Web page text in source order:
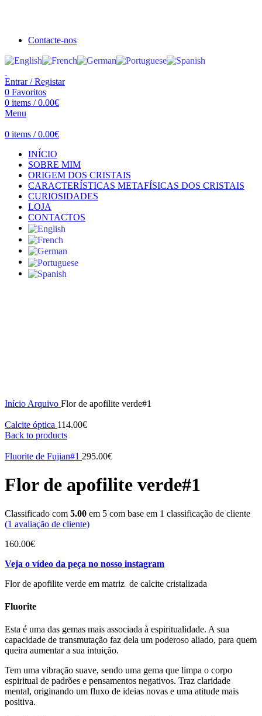
Contacte-nos
Entrar / Registar
0 Favoritos
0 items / 0.00€
Menu
0 items / 0.00€
INÍCIO
SOBRE MIM
ORIGEM DOS CRISTAIS
CARACTERÍSTICAS METAFÍSICAS DOS CRISTAIS
CURIOSIDADES
LOJA
CONTACTOS
Início Arquivo Flor de apofilite verde#1
Calcite óptica 114.00€
Back to products
Fluorite de Fujian#1 295.00€
Flor de apofilite verde#1
Classificado com 5.00 em 5 com base em 1 classificação de cliente
(1 avaliação de cliente)
160.00€
Veja o vídeo da peça no nosso instagram
Flor de apofilite verde em matriz de calcite cristalizada
Fluorite
Esta é uma das gemas mais associada à espiritualidade. A sua
capacidade de transmutação faz dela um poderoso aliado, para quem
queira aumentar a sua intuição.
Tem uma vibração suave, sendo uma gema que limpa o corpo
espiritual de padrões e pensamentos negativos. Traz claridade
mental, originando um fluxo de ideias novas e uma atitude mais
positiva.